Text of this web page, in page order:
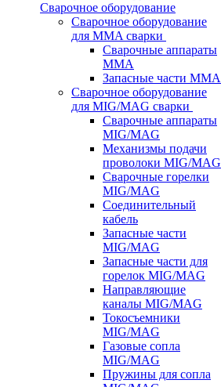
Сварочное оборудование
Сварочное оборудование
для MMA сварки
Сварочные аппараты
MMA
Запасные части MMA
Сварочное оборудование
для MIG/MAG сварки
Сварочные аппараты
MIG/MAG
Механизмы подачи
проволоки MIG/MAG
Сварочные горелки
MIG/MAG
Соединительный
кабель
Запасные части
MIG/MAG
Запасные части для
горелок MIG/MAG
Направляющие
каналы MIG/MAG
Токосъемники
MIG/MAG
Газовые сопла
MIG/MAG
Пружины для сопла